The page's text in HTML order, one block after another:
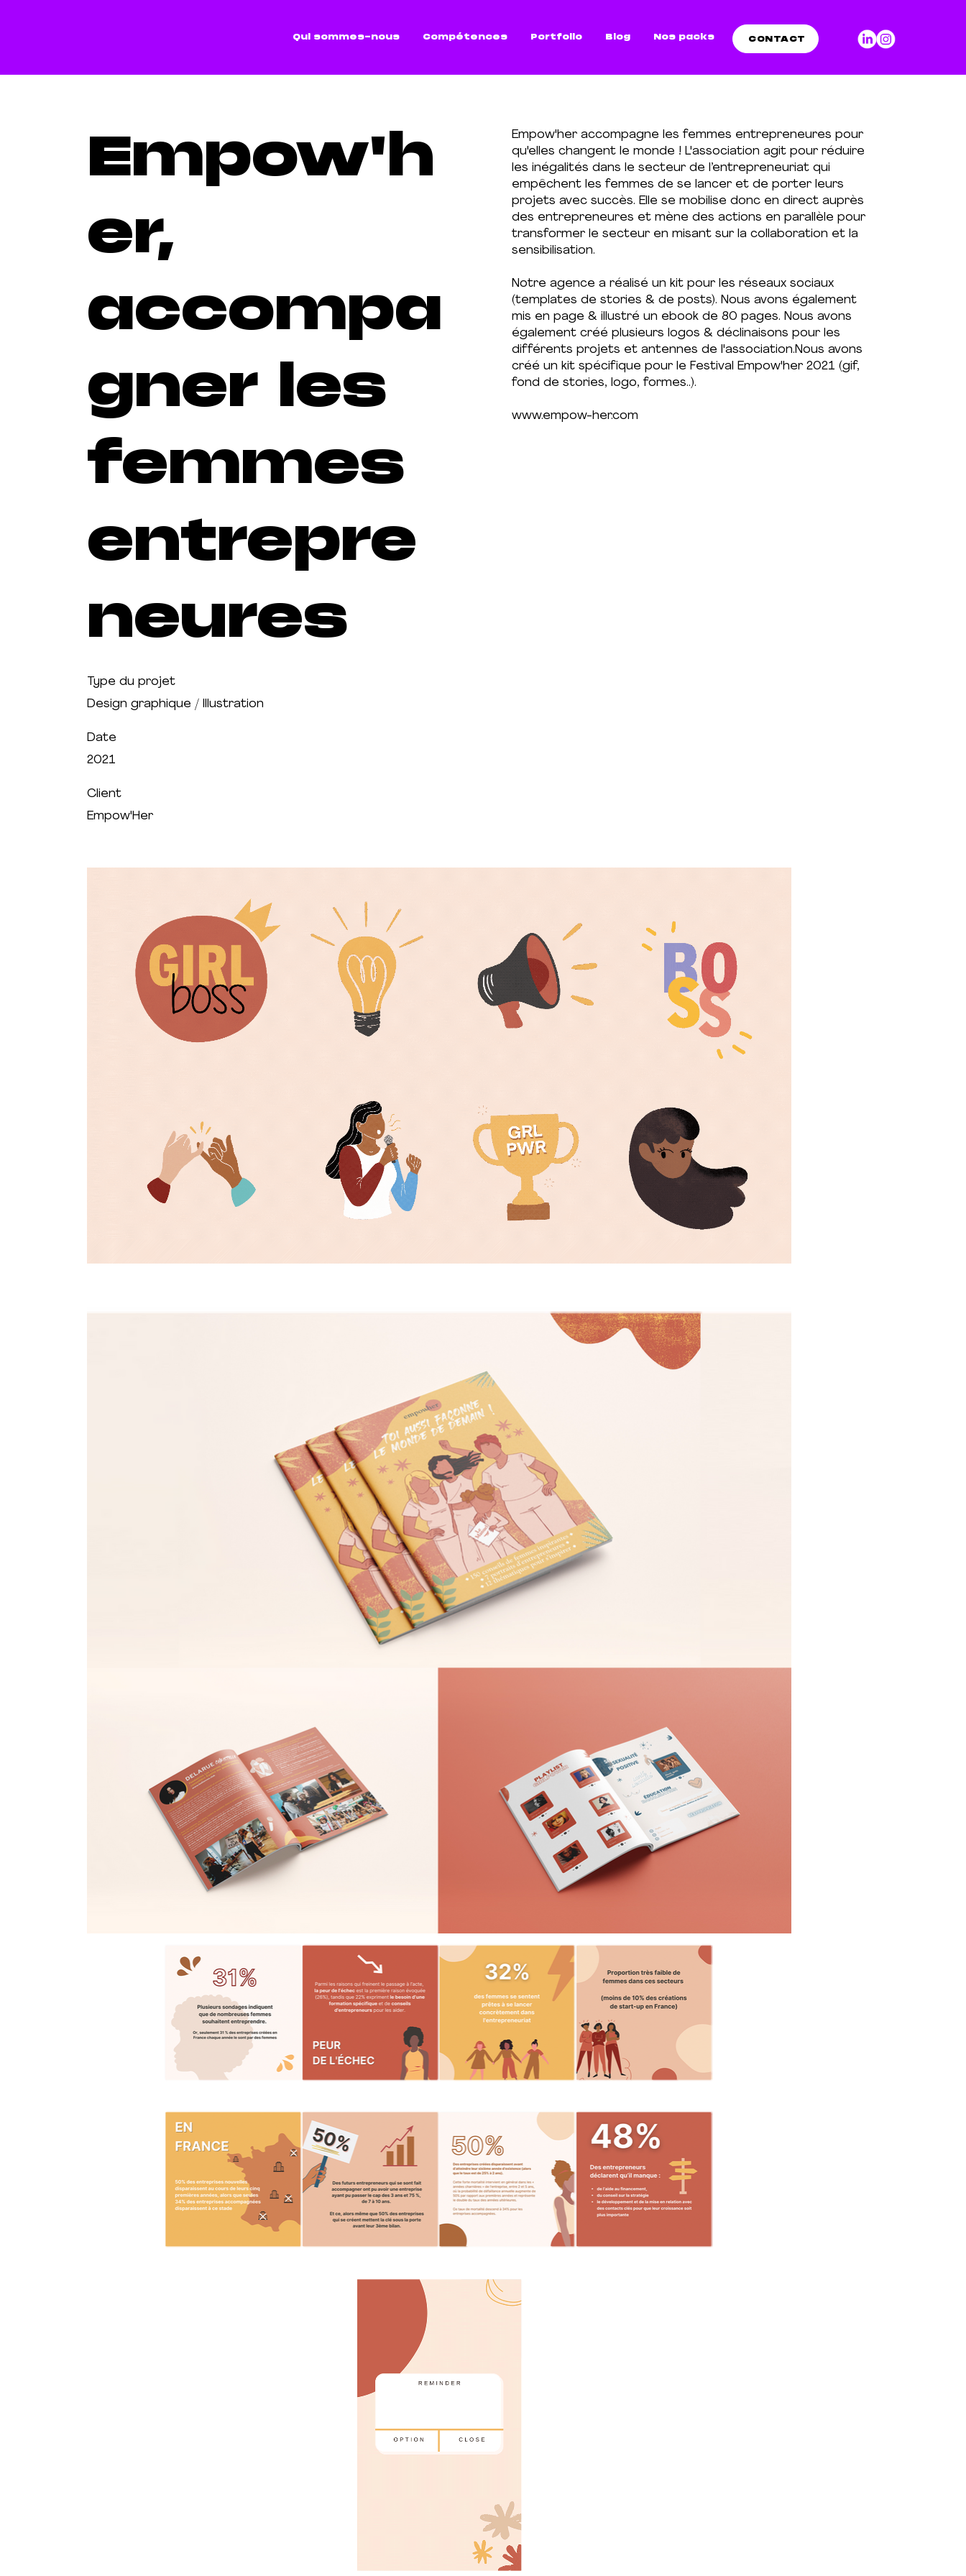
Qui sommes-nous Compétences Portfolio Blog Nos packs CONTACT
Empow'h
er,
accompa
gner les
femmes
entrepre
neures
Type du projet
Design graphique / lllustration
Date
2021
Client
Empow'Her
Empow'her accompagne les femmes entrepreneures pour
qu'elles changent le monde ! L'association agit pour réduire
les inégalités dans le secteur de l’entrepreneuriat qui
empêchent les femmes de se lancer et de porter leurs
projets avec succès. Elle se mobilise donc en direct auprès
des entrepreneures et mène des actions en parallèle pour
transformer le secteur en misant sur la collaboration et la
sensibilisation.
Notre agence a réalisé un kit pour les réseaux sociaux
(templates de stories & de posts). Nous avons également
mis en page & illustré un ebook de 80 pages. Nous avons
également créé plusieurs logos & déclinaisons pour les
différents projets et antennes de l'association.Nous avons
créé un kit spécifique pour le Festival Empow'her 2021 (gif,
fond de stories, logo, formes..).
www.empow-her.com